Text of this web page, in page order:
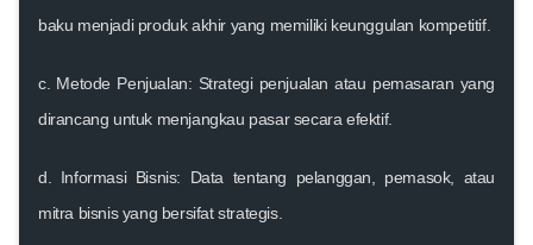
baku menjadi produk akhir yang memiliki keunggulan kompetitif.
c. Metode Penjualan: Strategi penjualan atau pemasaran yang
dirancang untuk menjangkau pasar secara efektif.
d. Informasi Bisnis: Data tentang pelanggan, pemasok, atau
mitra bisnis yang bersifat strategis.